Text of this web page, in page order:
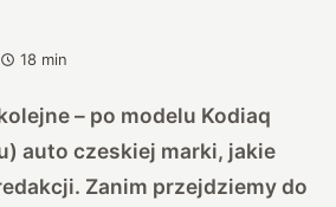
18 min
– po modelu Kodiaq
) auto czeskiej marki, jakie
Zanim przejdziemy do